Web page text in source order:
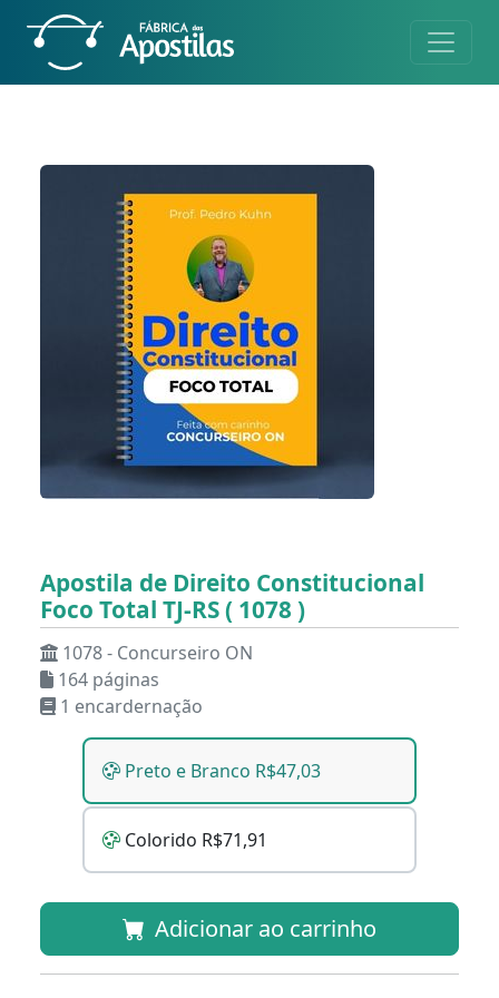
Apostila de Direito Constitucional
Foco Total TJ-RS ( 1078 )
1078 - Concurseiro ON
164 páginas
1 encardernação
Preto e Branco R$47,03
Colorido R$71,91
Adicionar ao carrinho